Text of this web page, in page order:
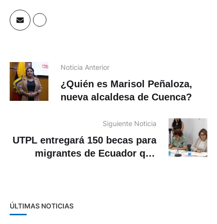
Noticia Anterior
¿Quién es Marisol Peñaloza,
nueva alcaldesa de Cuenca?
Siguiente Noticia
UTPL entregará 150 becas para
migrantes de Ecuador que
ÚLTIMAS NOTICIAS